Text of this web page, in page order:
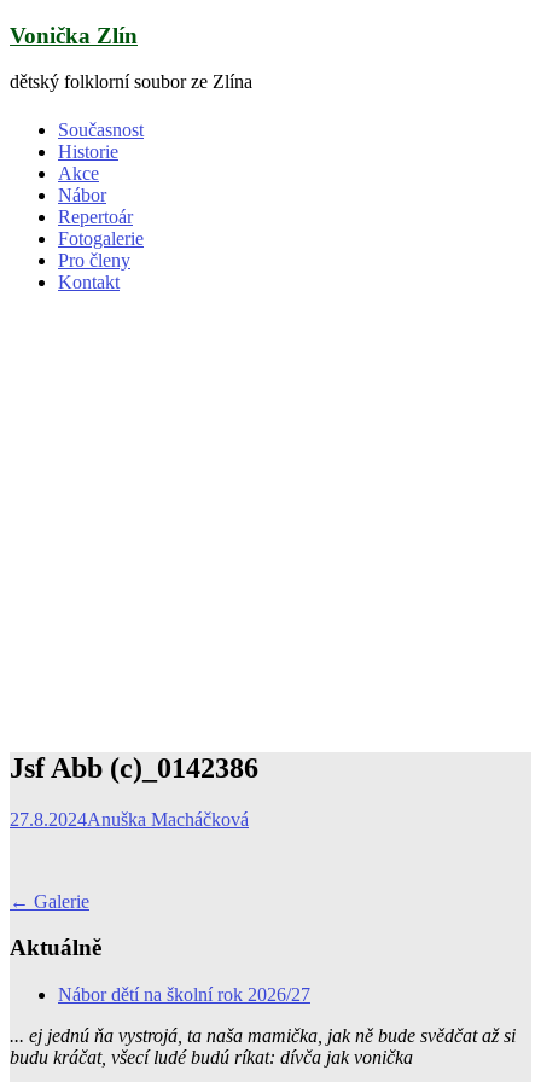
Skip
content
Vonička Zlín
dětský folklorní soubor ze Zlína
Současnost
Historie
Akce
Nábor
Repertoár
Fotogalerie
Pro členy
Kontakt
Jsf Abb (c)_0142386
27.8.2024Anuška Macháčková
Post
← Galerie
Aktuálně
Nábor dětí na školní rok 2026/27
... ej jednú ňa vystrojá, ta naša mamička, jak ně bude svědčat až si
budu kráčat, všecí ludé budú ríkat: dívča jak vonička